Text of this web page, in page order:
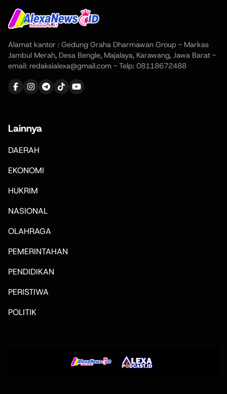
Alamat kantor : Gedung Graha Dharmawan Group - Markas
Jambul Merah, Desa Bengle, Majalaya, Karawang, Jawa Barat -
email: redaksialexa@gmail.com - Telp: 08118672488
Lainnya
DAERAH
EKONOMI
HUKRIM
NASIONAL
OLAHRAGA
PEMERINTAHAN
PENDIDIKAN
PERISTIWA
POLITIK